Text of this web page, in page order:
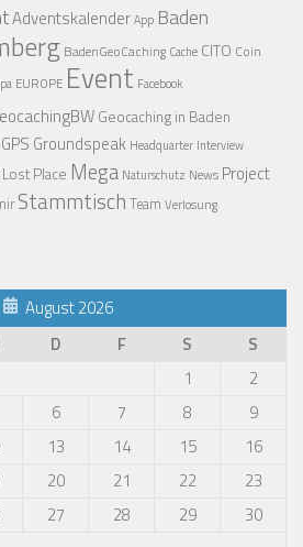
AdventskalenderApp Baden
BadenGeoCaching Cache CITO Coin
EUROPE Event Facebook
Geocaching in Baden
GPS Groundspeak Headquarter Interview
Lost Place Mega Naturschutz News Project
Stammtisch Team Verlosung
August 2026
D F S
S
1
2
6 7 8
9
13 14 15
16
20 21 22
23
27 28 29
30